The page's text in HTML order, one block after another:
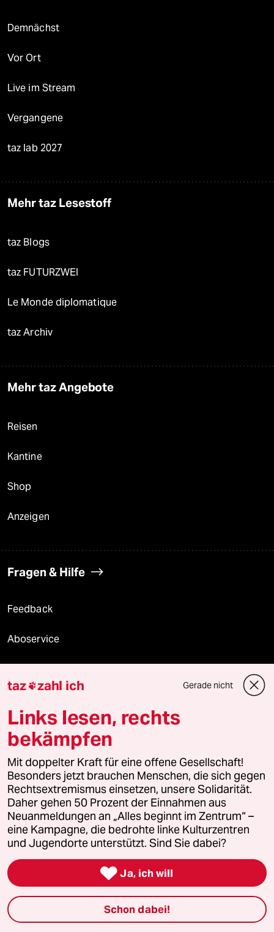
Demnächst
Vor Ort
Live im Stream
Vergangene
taz lab 2027
Mehr taz Lesestoff
taz Blogs
taz FUTURZWEI
Le Monde diplomatique
taz Archiv
Mehr taz Angebote
Reisen
Kantine
Shop
Anzeigen
Fragen & Hilfe
Feedback
Aboservice
© 2026 taz Verlags und Vertriebs GmbH
Alle Rechte vorbehalten. Bei rechtlichen Fragen oder für Genehmigungen
wenden Sie sich bitte anlizenzen@taz.de
Feedback Redaktionsstatut Kommune-Richtlinien KI-
Leitlinie Informant Datenschutz Impressum AGB
Seitenwende Einwilligungen widerrufen (Ads)
taz zahl ich Gerade nicht
Links lesen, rechts
bekämpfen
Mit doppelter Kraft für eine offene Gesellschaft!
Besonders jetzt brauchen Menschen, die sich gegen
Rechtsextremismus einsetzen, unsere Solidarität.
Daher gehen 50 Prozent der Einnahmen aus
Neuanmeldungen an „Alles beginnt im Zentrum“ –
eine Kampagne, die bedrohte linke Kulturzentren
und Jugendorte unterstützt. Sind Sie dabei?
 Ja, ich will
Schon dabei!